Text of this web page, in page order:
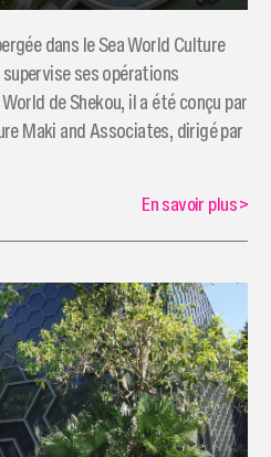
dans le Sea World Culture
ses opérations
de Shekou, il a été conçu par
Maki and Associates, dirigé par
En savoir plus>